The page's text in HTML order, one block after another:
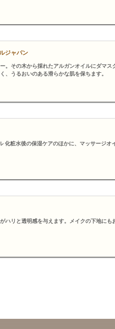
ジャパン
。その木から採れたアルガンオイルにダマ
、うるおいのある滑らかな肌を保ちます。
化粧水後の保湿ケアのほかに、マッサージ
ハリと透明感を与えます。メイクの下地にも